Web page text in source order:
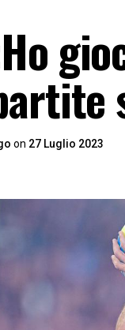
on 27 Luglio 2023